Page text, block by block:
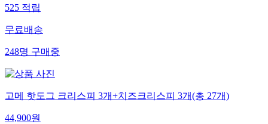
525 적립
무료배송
248명 구매중
고메 핫도그 크리스피 3개+치즈크리스피 3개(총 27개)
44,900원